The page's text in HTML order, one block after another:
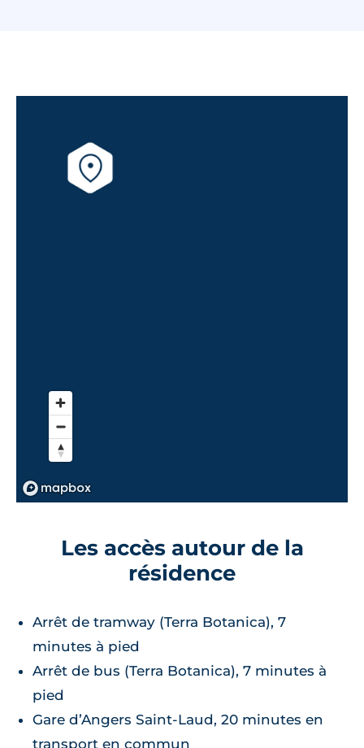
Les accès autour de la
résidence
Arrêt de tramway (Terra Botanica), 7
minutes à pied
Arrêt de bus (Terra Botanica), 7 minutes à
pied
Gare d’Angers Saint-Laud, 20 minutes en
transport en commun